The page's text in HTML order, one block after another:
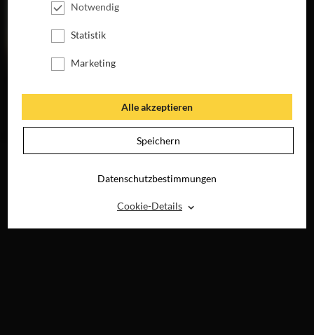
GREENLAND 2
UHD, BLU-RAY,
Notwendig
Statistik
Marketing
Alle akzeptieren
Speichern
Datenschutzbestimmungen
Cookie-Details ⌃